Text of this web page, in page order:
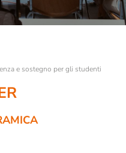
un semplice job
e sostegno per gli studenti